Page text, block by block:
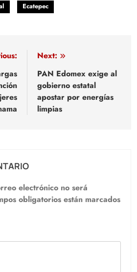
Ecatepec
Next:
PAN Edomex exige al
gobierno estatal
apostar por energías
limpias
electrónico no será
obligatorios están marcados